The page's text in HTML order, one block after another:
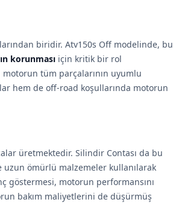
biridir. Atv150s Off modelinde, bu
korunması için kritik bir rol
tüm parçalarının uyumlu
hem de off-road koşullarında motorun
üretmektedir. Silindir Contası da bu
uzun ömürlü malzemeler kullanılarak
göstermesi, motorun performansını
bakım maliyetlerini de düşürmüş